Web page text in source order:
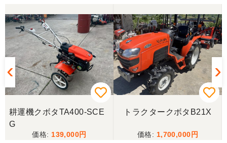
耕運機クボタTA400-SCE
G
139,000
トラクタークボタB21X
1,700,000